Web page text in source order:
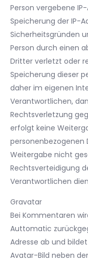
Person vergebene
Speicherung der IP-
Sicherheitsgründen
Person durch einen
Dritter verletzt oder
Speicherung dieser
daher im eigenen
Verantwortlichen,
Rechtsverletzung
erfolgt keine
personenbezogenen
Weitergabe nicht
Rechtsverteidigung
Verantwortlichen
Gravatar
Bei Kommentaren
Auttomatic
Adresse ab und
Avatar-Bild neben